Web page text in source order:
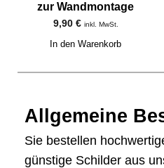
zur Wandmontage
9,90 € inkl. MwSt.
In den Warenkorb
Allgemeine
Sie bestellen
günstige Schilder aus